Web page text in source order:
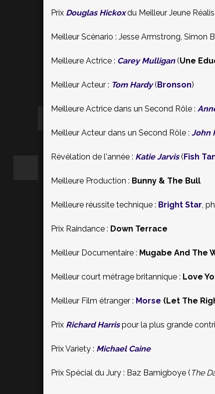
Prix Douglas Hickoxdu Meilleur Jeune
Meilleur Scénario : Jesse Armstrong, Simon
Meilleure Actrice : Carey Mulligan(Une
Meilleur Acteur : Tom Hardy(Bronson)
Meilleure Actrice dans un Second Rôle :
Meilleur Acteur dans un Second Rôle : John
Révélation de l'année : Katie Jarvis(Fish
Meilleure Production : Bunny & The Bull
Meilleure réussite technique : Bright Star,
Prix Raindance : Down Terrace
Meilleur Documentaire : Mugabe And The
Meilleur court métrage britannique : Love
Meilleur Film étranger : Morse (Let The
Prix Richard Harrispour la plus grande
Prix Variety : Michael Caine
Prix Spécial du Jury : Baz Bamigboye ( The